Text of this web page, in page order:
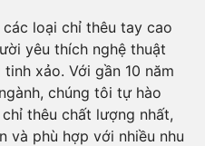
loại chỉ thêu tay cao
yêu thích nghệ thuật
xảo. Với gần 10 năm
chúng tôi tự hào
thêu chất lượng nhất,
và phù hợp với nhiều nhu